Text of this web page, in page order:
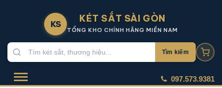
KS KÉT SẮT SÀI GÒN
TỔNG KHO CHÍNH HÃNG MIỀN NAM
Tìm kiếm
097.573.9381